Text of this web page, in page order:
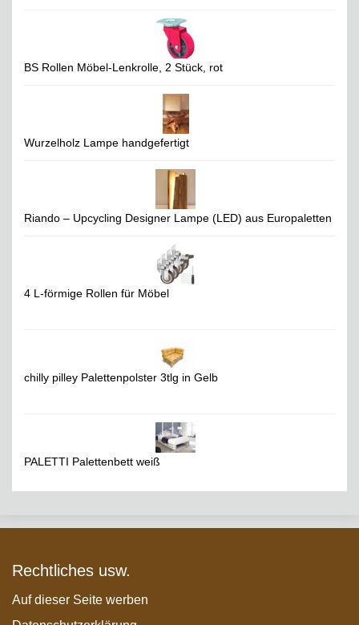
BS Rollen Möbel-Lenkrolle, 2 Stück, rot
Wurzelholz Lampe handgefertigt
Riando – Upcycling Designer Lampe (LED) aus Europaletten
4 L-förmige Rollen für Möbel
chilly pilley Palettenpolster 3tlg in Gelb
PALETTI Palettenbett weiß
Rechtliches usw.
Auf dieser Seite werben